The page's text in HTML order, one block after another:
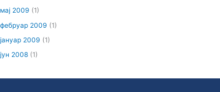
мај 2009 (1)
фебруар 2009 (1)
јануар 2009 (1)
јун 2008 (1)